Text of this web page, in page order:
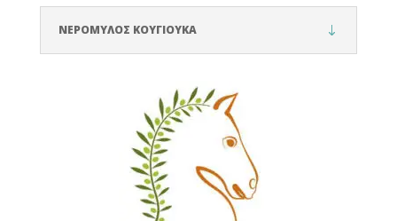
ΝΕΡΟΜΥΛΟΣ ΚΟΥΓΙΟΥΚΑ